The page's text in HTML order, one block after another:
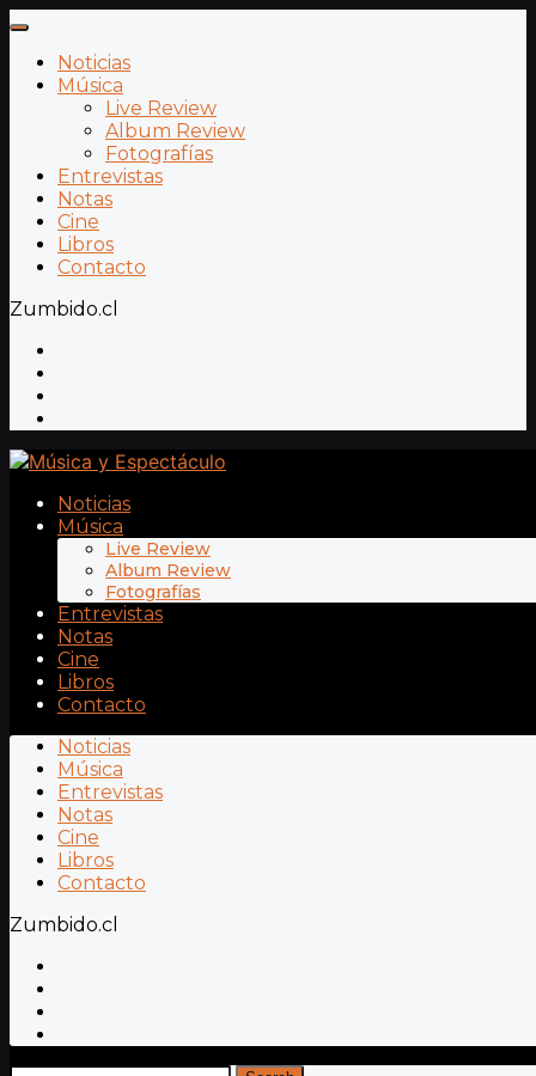
Noticias
Música
Live Review
Album Review
Fotografías
Entrevistas
Notas
Cine
Libros
Contacto
Zumbido.cl
Noticias
Música
Live Review
Album Review
Fotografías
Entrevistas
Notas
Cine
Libros
Contacto
Noticias
Música
Entrevistas
Notas
Cine
Libros
Contacto
Zumbido.cl